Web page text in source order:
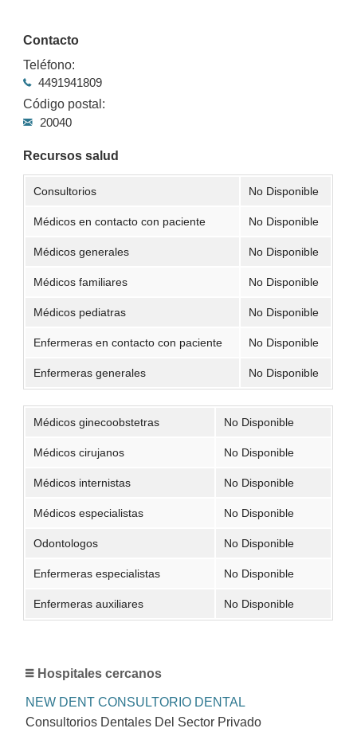
Contacto
Teléfono:
4491941809
Código postal:
20040
Recursos salud
Consultorios No Disponible
Médicos en contacto con paciente No Disponible
Médicos generales No Disponible
Médicos familiares No Disponible
Médicos pediatras No Disponible
Enfermeras en contacto con paciente No Disponible
Enfermeras generales No Disponible
Médicos ginecoobstetras No Disponible
Médicos cirujanos No Disponible
Médicos internistas No Disponible
Médicos especialistas No Disponible
Odontologos No Disponible
Enfermeras especialistas No Disponible
Enfermeras auxiliares No Disponible
Hospitales cercanos
NEW DENT CONSULTORIO DENTAL
Consultorios Dentales Del Sector Privado